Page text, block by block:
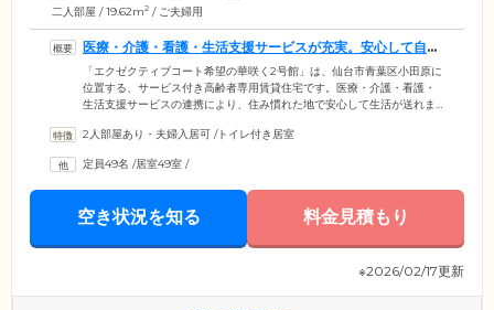
二人部屋 / 19.62m2 / ご夫婦用
医療・介護・看護・生活支援サービスが充実。安心して自由
な生活が送れます
「エクゼクティブコート希望の華咲く2号館」は、仙台市青葉区小田原に
位置する、サービス付き高齢者専用賃貸住宅です。医療・介護・看護・
生活支援サービスの連携により、住み慣れた地で安心して生活が送れま
問薬剤も対応可能なので、お気軽にご相談ください。また、事前に行き
の生活と変わらず、のびのびとお過ごしいただけます。プライバシーの
保たれた住まいで自由に生活していただきながら、必要に応じて充実し
2人部屋あり・夫婦入居可 /トイレ付き居室
定員49名 /居室49室 /
空き状況を知る 料金見積もり
※2026/02/17更新